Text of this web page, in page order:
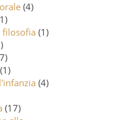
(4)
filosofia (1)
(4)
(17)